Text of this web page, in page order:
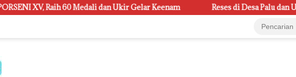
Ukir Gelar Keenam Reses di Desa Palu dan Ulak Kembahang I, Ketua